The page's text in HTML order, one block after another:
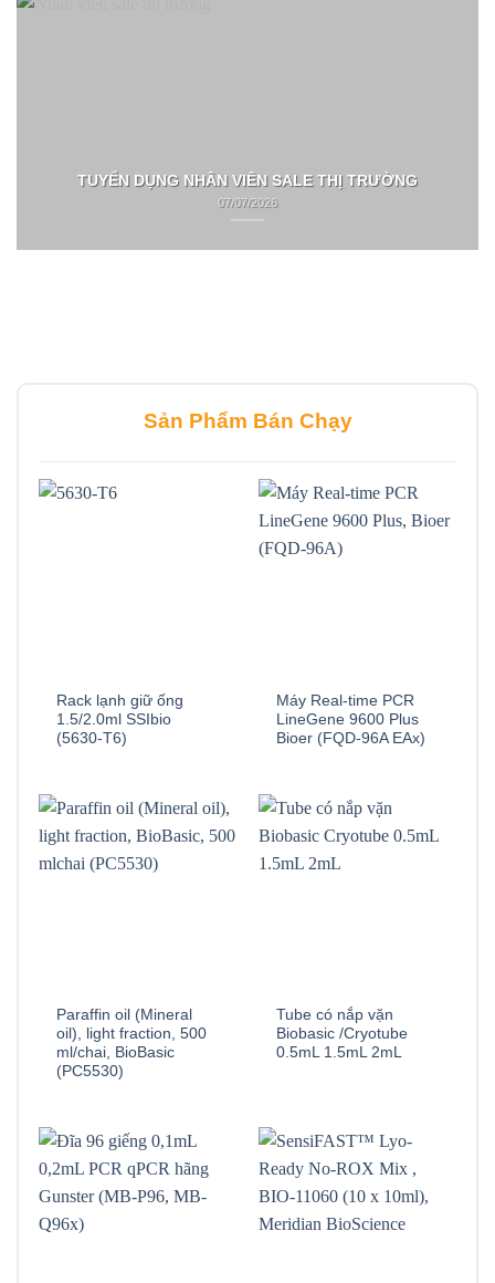
TUYỂN DỤNG NHÂN VIÊN SALE THỊ TRƯỜNG
07/07/2026
Sản Phẩm Bán Chạy
Rack lạnh giữ ống
1.5/2.0ml SSIbio
(5630-T6)
Máy Real-time PCR
LineGene 9600 Plus
Bioer (FQD-96A EAx)
Paraffin oil (Mineral
oil), light fraction, 500
ml/chai, BioBasic
(PC5530)
Tube có nắp vặn
Biobasic /Cryotube
0.5mL 1.5mL 2mL